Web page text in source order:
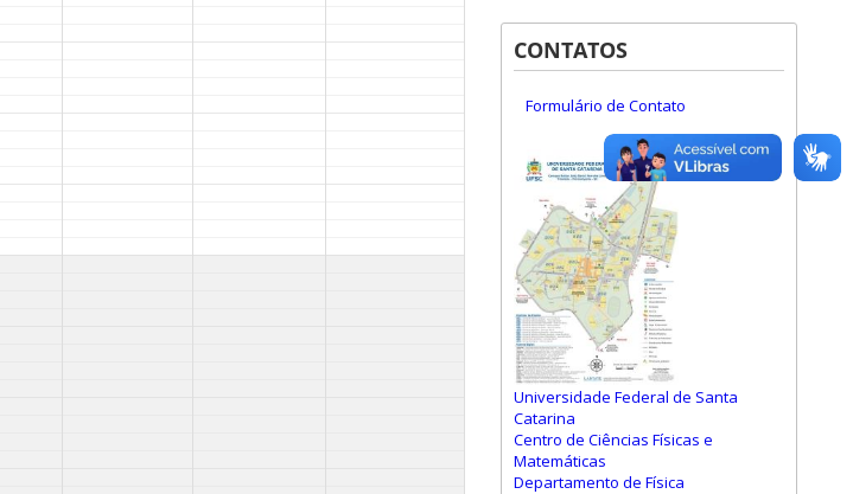
CONTATOS
Formulário de Contato
Universidade Federal de Santa
Catarina
Centro de Ciências Físicas e
Matemáticas
Departamento de Física